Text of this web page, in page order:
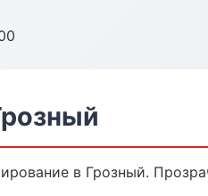
в Грозный.